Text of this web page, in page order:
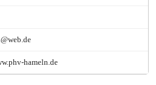
hameln.de